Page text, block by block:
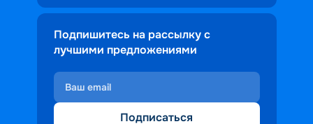
Подпишитесь на рассылку с
лучшими предложениями
Подписаться